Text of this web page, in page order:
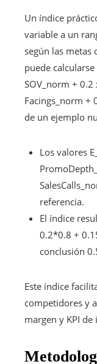
Un índice
variable a un
según las metas
puede
SOV_norm +
Facings_norm +
de un ejemplo
Los valores
referencia.
El índice
0.2*0.8 +
conclusión
Este índice
competidores y
margen y KPI de